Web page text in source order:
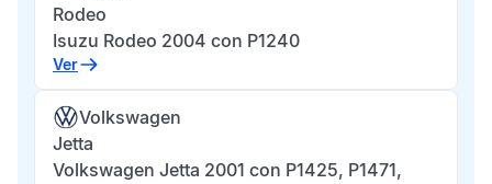
Rodeo
Isuzu Rodeo 2004 con P1240
Ver
Volkswagen
Jetta
Volkswagen Jetta 2001 con P1425, P1471,